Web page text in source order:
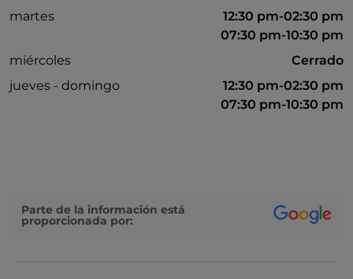
Wi-Fi
martes
12:30 pm-02:30 pm
07:30 pm-10:30 pm
miércoles
Cerrado
jueves - domingo
12:30 pm-02:30 pm
07:30 pm-10:30 pm
Parte de la información está
proporcionada por: